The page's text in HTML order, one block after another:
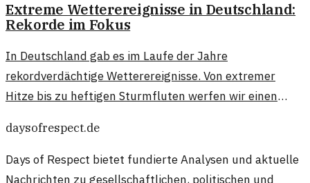
Extreme Wetterereignisse in Deutschland:
Rekorde im Fokus
In Deutschland gab es im Laufe der Jahre
rekordverdächtige Wetterereignisse. Von extremer
Hitze bis zu heftigen Sturmfluten werfen wir einen
Auswirkungen auf die Gesellschaft.
daysofrespect.de
Days of Respect bietet fundierte Analysen und aktuelle
Nachrichten zu gesellschaftlichen, politischen und